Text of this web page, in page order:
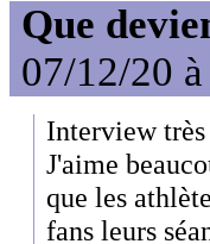
Que
07/12/20
Interview
J'aime
que les
fans leurs